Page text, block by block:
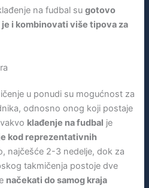
na fudbal sugotovo
i kombinovati više tipova za
u ponudi su mogućnost za
odnosno onog koji postaje
klađenje na fudbal je
kod reprezentativnih
najčešće 2-3 nedelje, dok za
takmičenja postoje dve
načekati do samog kraja